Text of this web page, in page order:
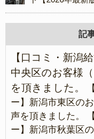
記
【口コミ・新潟
中央区のお客様
を頂きました。
ー】新潟市東区の
声を頂きました。
ー】新潟市秋葉区